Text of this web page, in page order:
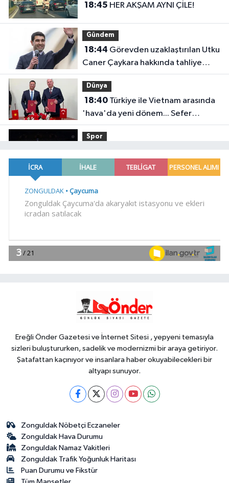
18:45 HER AKŞAM AYNI ÇİLE!
Gündem
18:44
Caner Çaykara hakkında tahliye
kararı
Dünya
18:40Türkiye ile Vietnam arasında
'hava'da yeni dönem... Sefer
kapasitesi artırıldı
Spor
başladı
18:29TÜBİTAK 1707 programında
18:18
riskine karşı videolu uyarı
Ereğli Önder Gazetesi ve İnternet Sitesi , yepyeni temasıyla
sizleri buluştururken, sadelik ve modernizmi bir araya getiriyor.
Şatafattan kaçınıyor ve insanlara haber okuyabilecekleri bir
altyapı sunuyor.
Zonguldak Nöbetçi Eczaneler
Zonguldak Hava Durumu
Zonguldak Namaz Vakitleri
Zonguldak Trafik Yoğunluk Haritası
Puan Durumu ve Fikstür
Tüm Manşetler